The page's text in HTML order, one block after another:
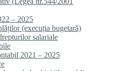
– 2025
(execuția bugetară)
salariale
2021 – 2025